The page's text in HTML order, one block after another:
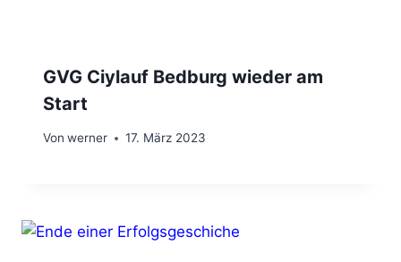
GVG Ciylauf Bedburg wieder am
Start
Von werner 17. März 2023